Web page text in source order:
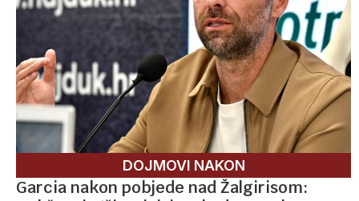
DOJMOVI NAKON
Garcia nakon pobjede nad Žalgirisom: